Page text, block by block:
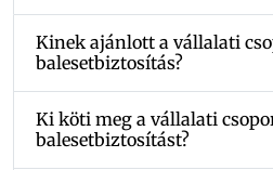
Kinek ajánlott a vállalati
balesetbiztosítás?
Ki köti meg a vállalati
balesetbiztosítást?